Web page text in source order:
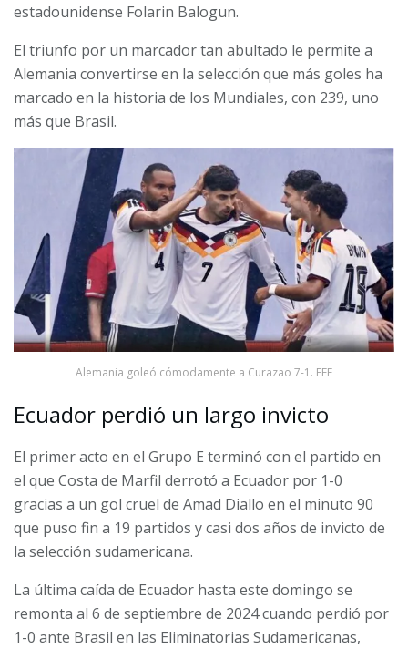
estadounidense Folarin Balogun.
El triunfo por un marcador tan abultado le permite a
Alemania convertirse en la selección que más goles ha
marcado en la historia de los Mundiales, con 239, uno
más que Brasil.
Alemania goleó cómodamente a Curazao 7-1. EFE
Ecuador perdió un largo invicto
El primer acto en el Grupo E terminó con el partido en
el que Costa de Marfil derrotó a Ecuador por 1-0
gracias a un gol cruel de Amad Diallo en el minuto 90
que puso fin a 19 partidos y casi dos años de invicto de
la selección sudamericana.
La última caída de Ecuador hasta este domingo se
remonta al 6 de septiembre de 2024 cuando perdió por
1-0 ante Brasil en las Eliminatorias Sudamericanas,